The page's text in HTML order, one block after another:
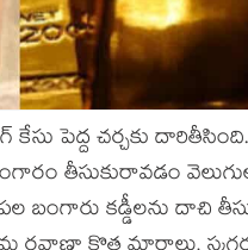
కేసు పెద్ద చర్చకు
తీసుకురావడం
బంగారు కడ్డీలను దాచి